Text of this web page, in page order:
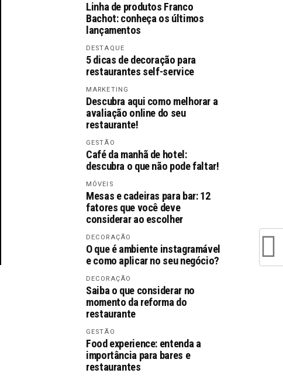
Linha de produtos Franco
Bachot: conheça os últimos
lançamentos
DESTAQUE
5 dicas de decoração para
restaurantes self-service
MARKETING
Descubra aqui como melhorar a
avaliação online do seu
restaurante!
GESTÃO
Café da manhã de hotel:
descubra o que não pode faltar!
MÓVEIS
Mesas e cadeiras para bar: 12
fatores que você deve
considerar ao escolher
DECORAÇÃO
O que é ambiente instagramável
e como aplicar no seu negócio?
DECORAÇÃO
Saiba o que considerar no
momento da reforma do
restaurante
GESTÃO
Food experience: entenda a
importância para bares e
restaurantes